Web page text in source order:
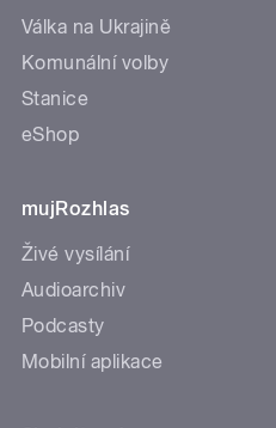
Válka na Ukrajině
Komunální volby
Stanice
eShop
mujRozhlas
Živé vysílání
Audioarchiv
Podcasty
Mobilní aplikace